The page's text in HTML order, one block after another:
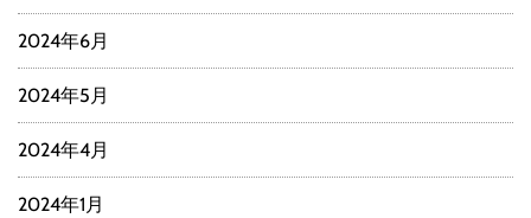
2024年6月
2024年5月
2024年4月
2024年1月